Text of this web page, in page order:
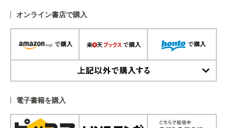
オンライン書店で購入
電子書籍を購入